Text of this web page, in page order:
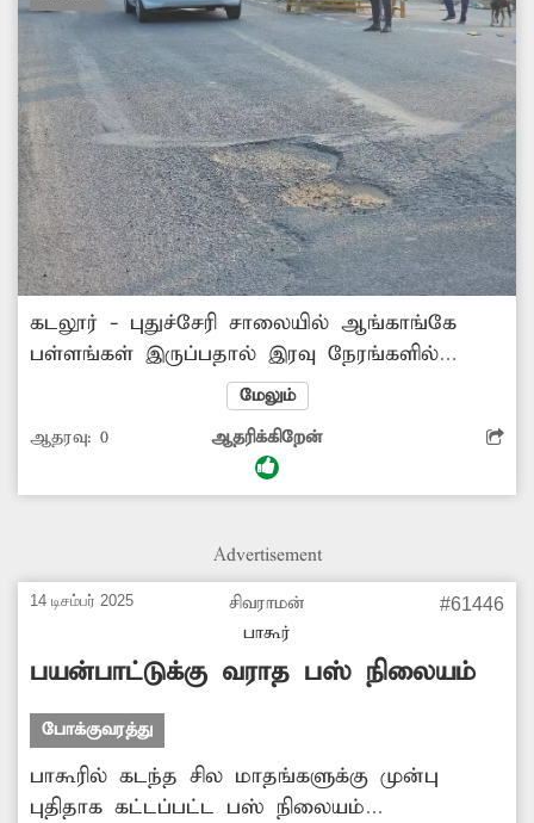
கடலூர் - புதுச்சேரி சாலையில் ஆங்காங்கே
பள்ளங்கள் இருப்பதால் இரவு நேரங்களில்
செல்லும் வாகன ஓட்டிகள் விபத்தில்
சிக்குகின்றனர். சேதமடைந்த சாலையை
சீரமைக்க வேண்டும்.
மேலும்
ஆதரவு: 0 ஆதரிக்கிறேன்
Advertisement
14 டிசம்பர் 2025
சிவராமன்
பாகூர்
#61446
பயன்பாட்டுக்கு வராத பஸ் நிலையம்
போக்குவரத்து
பாகூரில் கடந்த சில மாதங்களுக்கு முன்பு
புதிதாக கட்டப்பட்ட பஸ் நிலையம்